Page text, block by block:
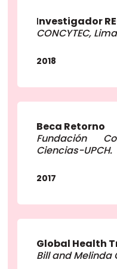
Investigador
CONCYTEC,
2018
Beca Retorno
Fundación
Ciencias-UPCH.
2017
Global Health
Bill and Melinda